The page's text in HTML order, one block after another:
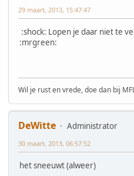
29 maart, 2013, 15:47:47
:shock: Lopen je daar niet te
:mrgreen:
Wil je rust en vrede, doe dan bij
DeWitte
Administrator
30 maart, 2013, 06:57:52
het sneeuwt (alweer)